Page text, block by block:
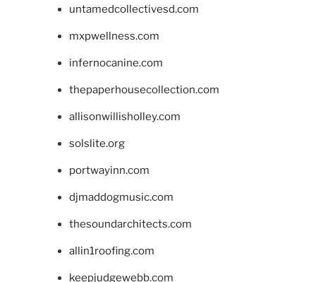
untamedcollectivesd.com
mxpwellness.com
infernocanine.com
thepaperhousecollection.com
allisonwillisholley.com
solslite.org
portwayinn.com
djmaddogmusic.com
thesoundarchitects.com
allin1roofing.com
keepjudgewebb.com